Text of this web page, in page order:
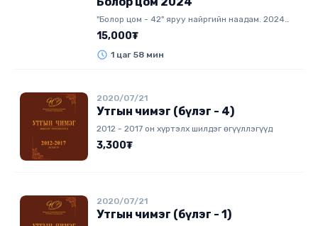
эрхтэй. 3. Хамгийн олон санал авсан нэг
бүтээл үзэгчдийн нэрэмжит шагнал хүртэнэ. 4.
Санал хүлээн авах сүүлийн хугацаа: 2026 оны 6
сарын 30
"Болор цом - 42" яруу найргийн наадам. 2024
он.
15,000₮
1 цаг 58 мин
Утгын чимэг (бүлэг - 4)
2020/07/21
2012 - 2017 он хүртэлх шилдэг өгүүллэгүүд
3,300₮
Утгын чимэг (бүлэг - 1)
2020/07/21